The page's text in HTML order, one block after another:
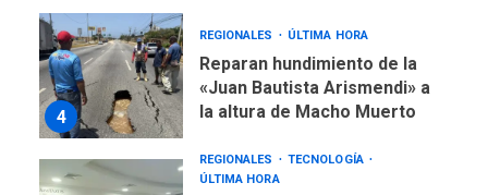
4
REGIONALES ÚLTIMA HORA
Reparan hundimiento de la
«Juan Bautista Arismendi» a
la altura de Macho Muerto
REGIONALES
TECNOLOGÍA
ÚLTIMA HORA